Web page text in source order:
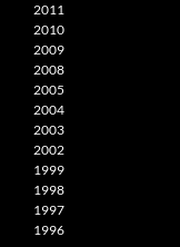
2011
2010
2009
2008
2005
2004
2003
2002
1999
1998
1997
1996